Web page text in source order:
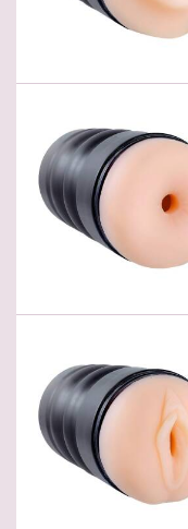
Προσθήκη
Προσθήκη
Προσθήκη